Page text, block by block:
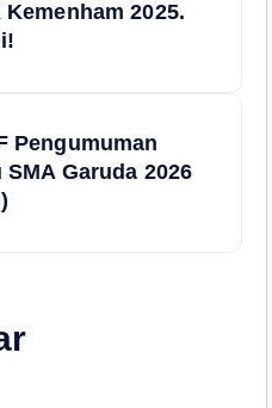
2025.
Pengumuman
Garuda 2026